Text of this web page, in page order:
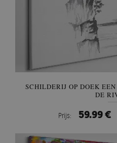
SCHILDERIJ OP DOEK
DE
Prijs: 59.99 €